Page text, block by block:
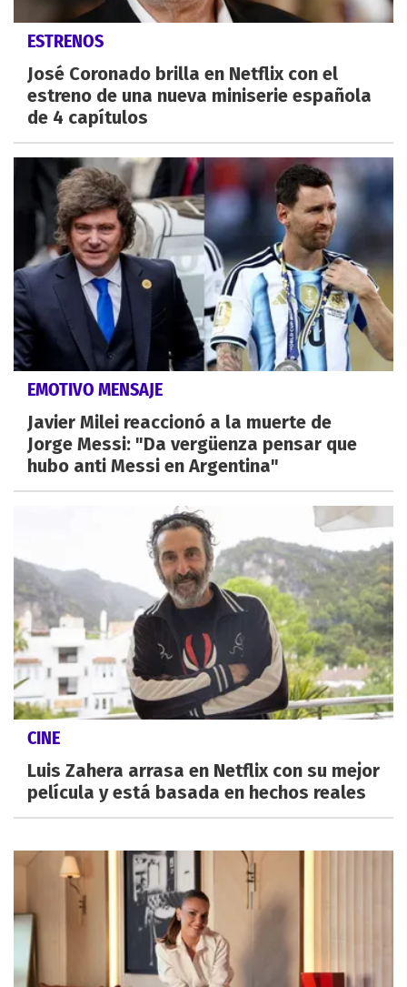
ESTRENOS
José Coronado brilla en Netflix con el
estreno de una nueva miniserie española
de 4 capítulos
EMOTIVO MENSAJE
Javier Milei reaccionó a la muerte de
Jorge Messi: "Da vergüenza pensar que
hubo anti Messi en Argentina"
CINE
Luis Zahera arrasa en Netflix con su mejor
película y está basada en hechos reales